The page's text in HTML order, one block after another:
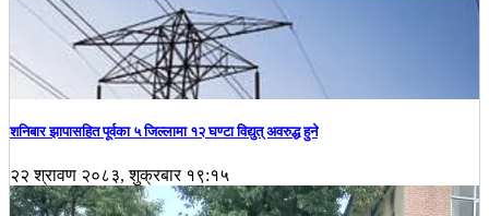
शनिबार झापासहित पूर्वका ५ जिल्लामा १२ घण्टा विद्युत् अवरुद्ध हुने
२२ श्रावण २०८३, शुक्रबार १९:१५